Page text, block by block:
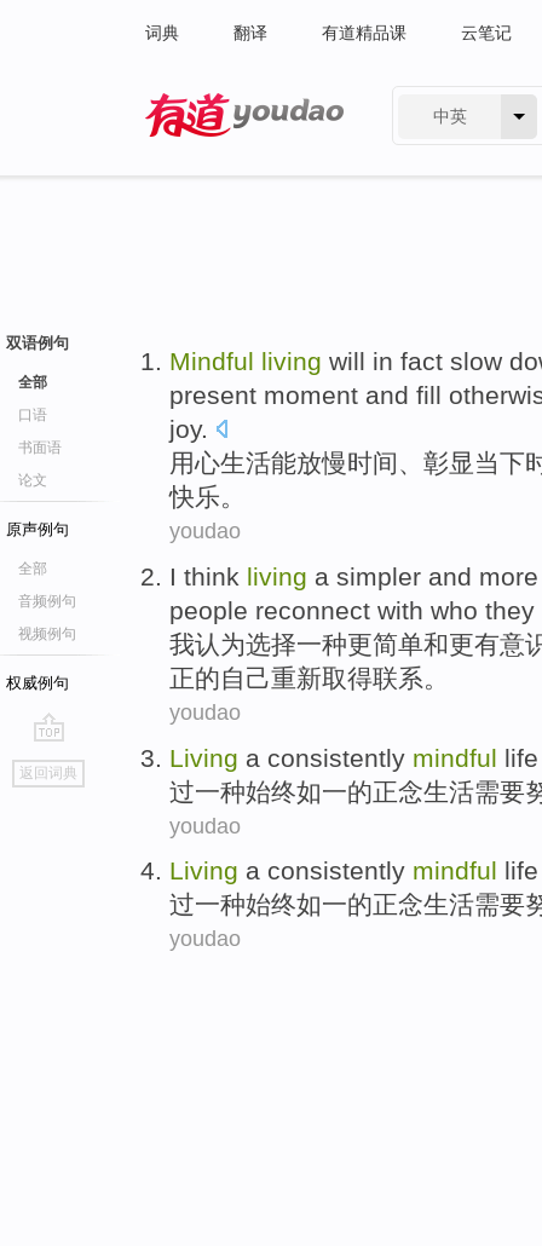
词典 翻译 有道精品课 云笔记
中英
双语例句
全部
口语
书面语
论文
原声例句
全部
音频例句
视频例句
权威例句
go
top
返回词典
Mindful living will in fact slow
present moment and fill
joy.
用心生活能放慢时间、彰显当下
快乐。
youdao
I think living a simpler and more
people reconnect with who they
我认为选择一种更简单和更有意
正的自己重新取得联系。
youdao
Living a consistently mindful life
过一种始终如一的正念生活需要
youdao
Living a consistently mindful life
过一种始终如一的正念生活需要
youdao